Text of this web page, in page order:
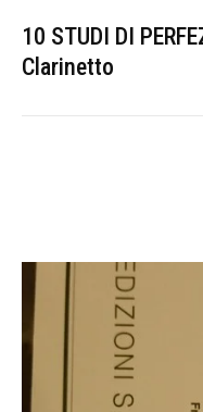
10 STUDI DI
Clarinetto